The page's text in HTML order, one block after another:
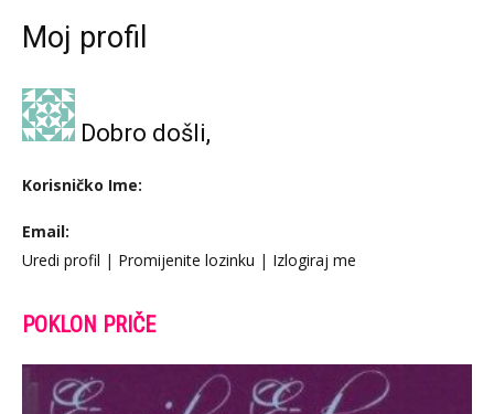
Moj profil
Dobro došli,
Korisničko Ime:
Email:
Uredi profil | Promijenite lozinku | Izlogiraj me
POKLON PRIČE